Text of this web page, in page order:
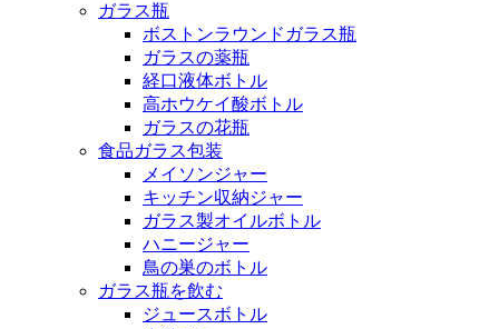
ガラス瓶
ボストンラウンドガラス瓶
ガラスの薬瓶
経口液体ボトル
高ホウケイ酸ボトル
ガラスの花瓶
食品ガラス包装
メイソンジャー
キッチン収納ジャー
ガラス製オイルボトル
ハニージャー
鳥の巣のボトル
ガラス瓶を飲む
ジュースボトル